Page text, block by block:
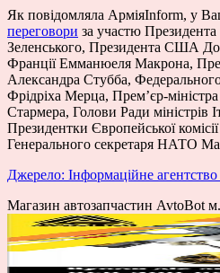
Як повідомляла АрміяInform, у
переговори за участю
Зеленського, Президента США
Франції Емманюеля Макрона,
Александра Стубба,
Фрідріха Мерца, Прем’єр-міністра
Стармера, Голови Ради міністрів
Президентки Європейської
Генерального секретаря НАТО
Джерело: Інформаційне
Магазин автозапчастин AvtoBot